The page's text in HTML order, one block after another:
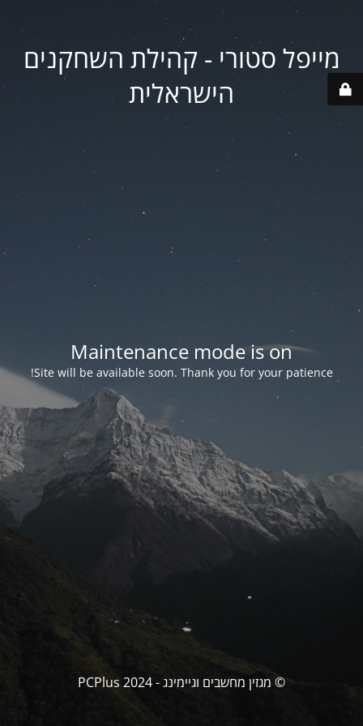
מייפל סטורי - קהילת השחקנים
הישראלית
Maintenance mode is on
Site will be available soon. Thank you for your patience!
© מגזין מחשבים וגיימינג - PCPlus 2024